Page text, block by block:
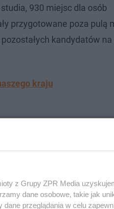
930 miejsc dla osób
przygotowane poza pulą
kandydatów
kraju
z Grupy ZPR Media
dane osobowe, takie jak
przeglądania w celu